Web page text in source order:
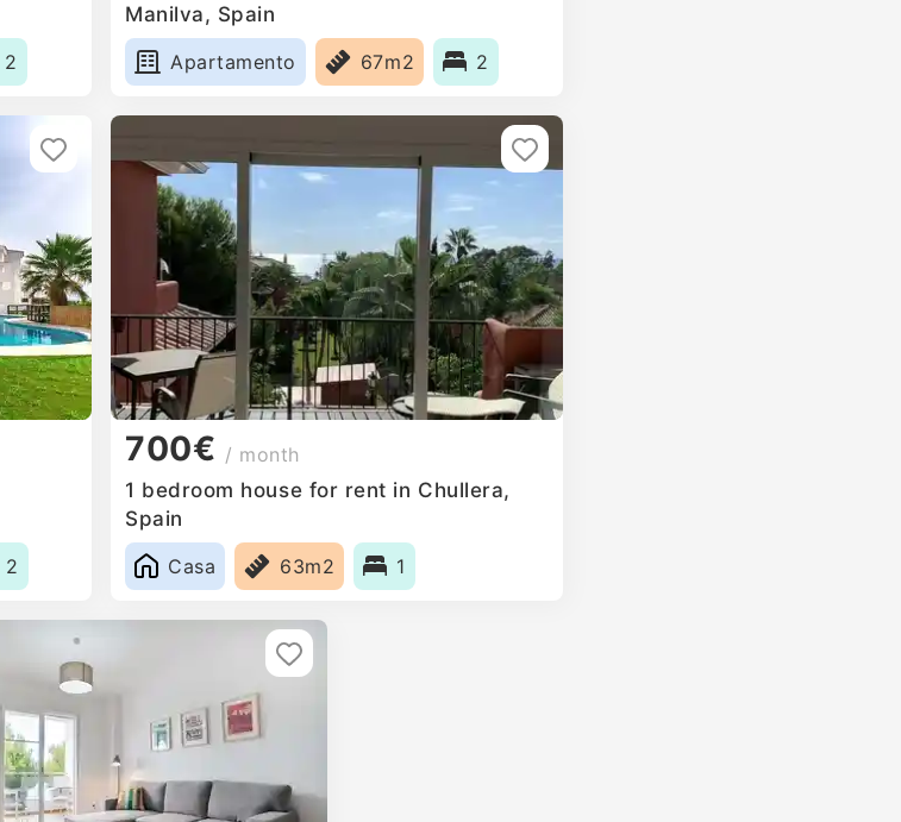
2
Manilva, Spain
Apartamento
67m2 2
2
700€ / month
1 bedroom house for rent in Chullera,
Spain
Casa
63m2 1